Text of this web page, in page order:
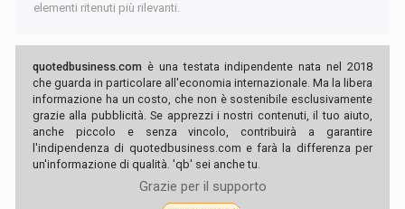
elementi ritenuti più rilevanti.
quotedbusiness.com è una testata indipendente nata nel 2018
che guarda in particolare all'economia internazionale. Ma la libera
informazione ha un costo, che non è sostenibile esclusivamente
grazie alla pubblicità. Se apprezzi i nostri contenuti, il tuo aiuto,
anche piccolo e senza vincolo, contribuirà a garantire
l'indipendenza di quotedbusiness.com e farà la differenza per
un'informazione di qualità. 'qb' sei anche tu.
Grazie per il supporto